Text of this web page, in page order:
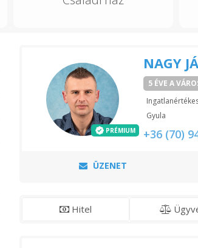
PRÉMIUM
NAGY
5 ÉVE A
Gyula
+36 (70)
ÜZENET
Hitel